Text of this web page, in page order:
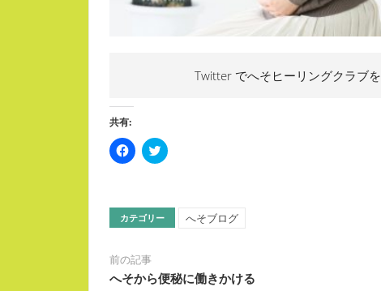
Twitter でへそヒーリングクラブを
共有:
Facebook
で
に
は
ク
ッ
ク
し
て
ク
リ
Twitter
で
共
い
ウ
カテゴリー へそブログ
前の記事
へそから便秘に働きかける